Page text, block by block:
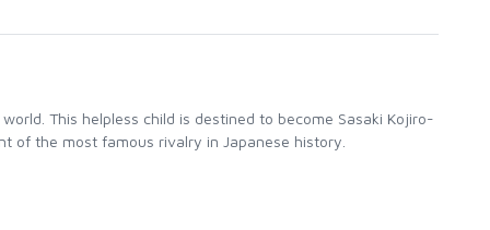
This helpless child is destined to become Sasaki Kojiro-
of the most famous rivalry in Japanese history.